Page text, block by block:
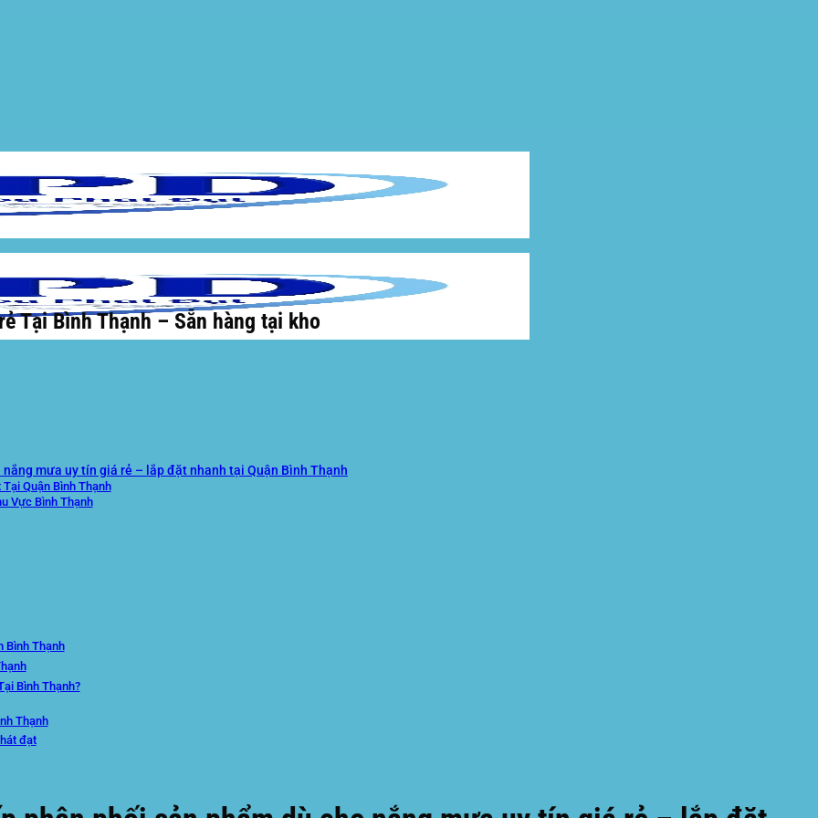
Tại Bình Thạnh – Sẵn hàng tại kho
mưa uy tín giá rẻ – lắp đặt nhanh tại Quận Bình Thạnh
Quận Bình Thạnh
Vực Bình Thạnh
Bình Thạnh
Bình Thạnh?
Thạnh
đạt